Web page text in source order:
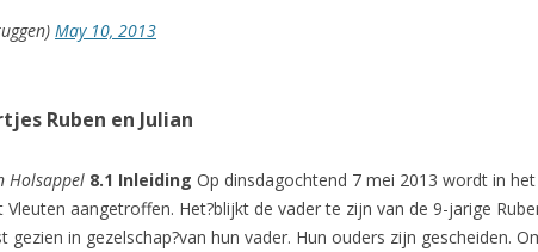
May 10, 2013
Ruben en Julian
Holsappel 8.1 Inleiding Op dinsdagochtend 7 mei 2013 wordt in
aangetroffen. Het?blijkt de vader te zijn van de 9-jarige
in gezelschap?van hun vader. Hun ouders zijn gescheiden.